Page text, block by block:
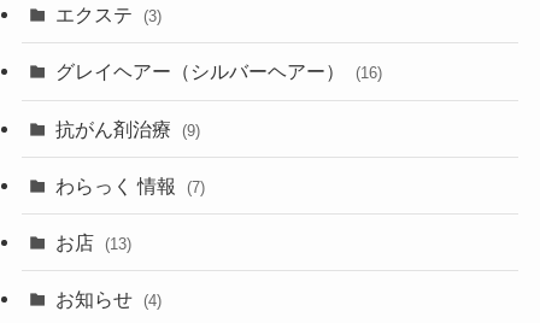
エクステ (3)
グレイヘアー（シルバーヘアー） (16)
抗がん剤治療 (9)
わらっく 情報 (7)
お店 (13)
お知らせ (4)